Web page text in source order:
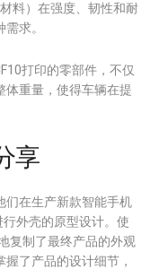
料）在强度、韧性和耐
求。
打印的零部件，不仅
体重量，使得车辆在提
享
们在生产新款智能手机
外壳的原型设计。使
复制了最终产品的外观
了产品的设计细节，